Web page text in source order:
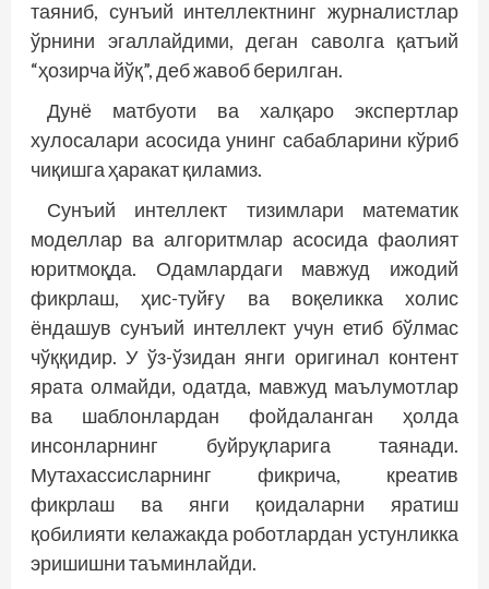
таяниб, сунъий интеллектнинг журналистлар
ўрнини эгаллайдими, деган саволга қатъий
“ҳозирча йўқ”, деб жавоб берилган.
Дунё матбуоти ва халқаро экспертлар
хулосалари асосида унинг сабабларини кўриб
чиқишга ҳаракат қиламиз.
Сунъий интеллект тизимлари математик
моделлар ва алгоритмлар асосида фаолият
юритмоқда. Одамлардаги мавжуд ижодий
фикрлаш, ҳис-туйғу ва воқеликка холис
ёндашув сунъий интеллект учун етиб бўлмас
чўққидир. У ўз-ўзидан янги оригинал контент
ярата олмайди, одатда, мавжуд маълумотлар
ва шаблонлардан фойдаланган ҳолда
инсонларнинг буйруқларига таянади.
Мутахассисларнинг фикрича, креатив
фикрлаш ва янги қоидаларни яратиш
қобилияти келажакда роботлардан устунликка
эришишни таъминлайди.